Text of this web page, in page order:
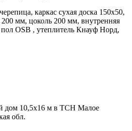
каркас сухая доска 150х50,
мм, цоколь 200 мм, внутренняя
пол OSB , утеплитель Кнауф Норд,
дом 10,5х16 м в ТСН Малое
обл.